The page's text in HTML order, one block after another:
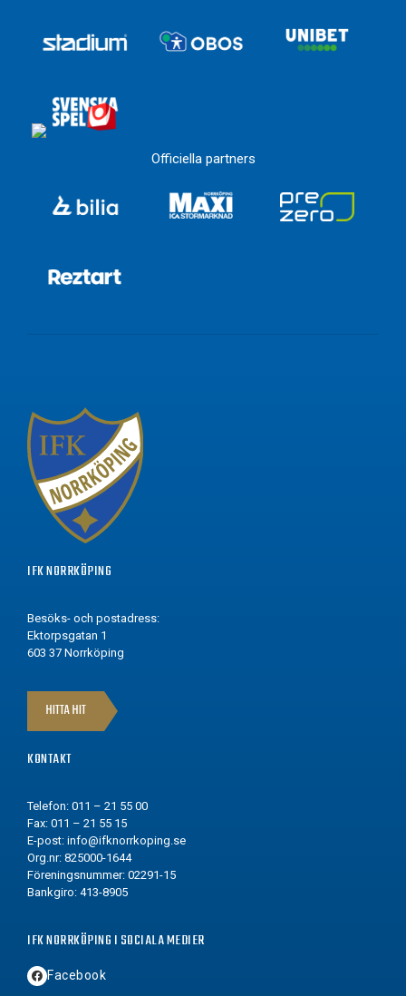
Officiella partners
IFK NORRKÖPING
Besöks- och postadress:
Ektorpsgatan 1
603 37 Norrköping
HITTA HIT
KONTAKT
Telefon: 011 – 21 55 00
Fax: 011 – 21 55 15
E-post: info@ifknorrkoping.se
Org.nr: 825000-1644
Föreningsnummer: 02291-15
Bankgiro: 413-8905
IFK NORRKÖPING I SOCIALA MEDIER
Facebook